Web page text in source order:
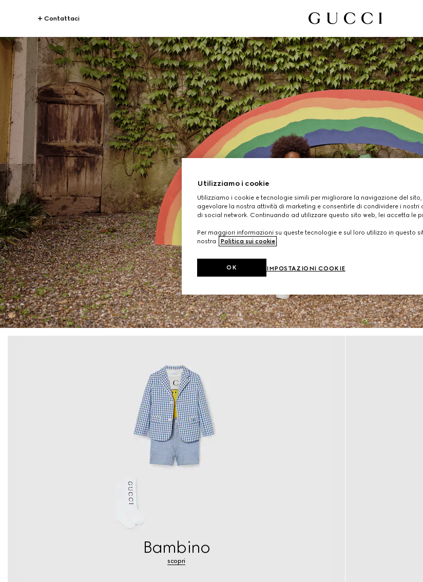
Contattaci
BAMBINO
Bambino
scopri
Utilizziamo i cookie
Utilizziamo i cookie e tecnologie simili per migliorare la navigazione del sito,
agevolare la nostra attività di marketing e consentirle di condividere i nostri
di social network. Continuando ad utilizzare questo sito web, lei accetta le
Per maggiori informazioni su queste tecnologie e sul loro utilizzo in questo
nostra
Politica sui cookie
IMPOSTAZIONI COOKIE
OK